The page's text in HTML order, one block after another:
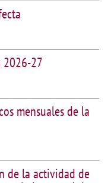
2026-27
mensuales de la
de la actividad de